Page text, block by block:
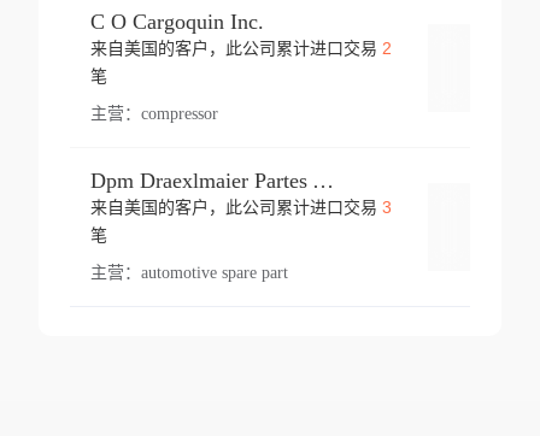
C O Cargoquin Inc.
来自美国的客户，此公司累计进口交易 2
笔
主营： compressor
Dpm Draexlmaier Partes Automotrices Corr Ind Huejotzingo
来自美国的客户，此公司累计进口交易 3
笔
主营： automotive spare part